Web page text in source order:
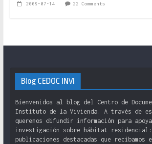
2009-07-14 22 Comments
Blog CEDOC INVI
Bienvenidos al blog del Centro de
Instituto de la Vivienda. A través de
queremos difundir información para
investigación sobre hábitat residencial:
publicaciones destacadas que recibamos